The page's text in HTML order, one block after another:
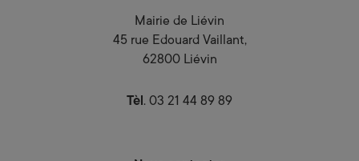
Mairie de Liévin
45 rue Edouard Vaillant,
62800 Liévin
Tèl . 03 21 44 89 89